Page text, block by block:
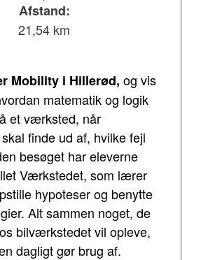
Afstand:
21,54 km
Mobility i Hillerød, og vis
matematik og logik
et værksted, når
finde ud af, hvilke fejl
besøget har eleverne
Værkstedet, som lærer
hypoteser og benytte
Alt sammen noget, de
bilværkstedet vil opleve,
dagligt gør brug af.